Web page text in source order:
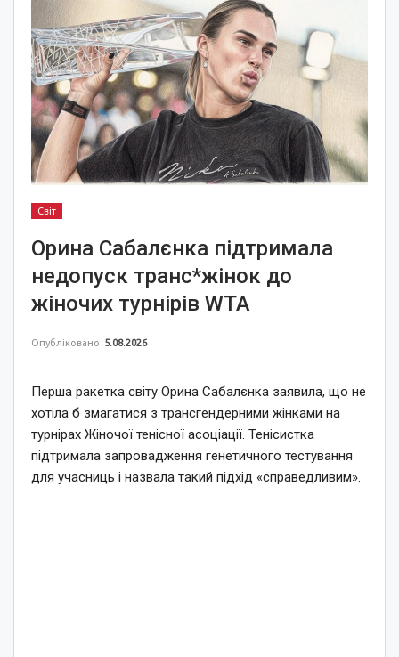
Світ
Орина Сабалєнка підтримала
недопуск транс*жінок до
жіночих турнірів WTA
Опубліковано 5.08.2026
Перша ракетка світу Орина Сабалєнка заявила, що не
хотіла б змагатися з трансгендерними жінками на
турнірах Жіночої тенісної асоціації. Тенісистка
підтримала запровадження генетичного тестування
для учасниць і назвала такий підхід «справедливим».